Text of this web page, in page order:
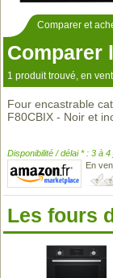
Comparer et
Comparer
1 produit trouvé, en
Four encastrable
F80CBIX - Noir et
Disponibilité / délai * : 3 à 4
En
Les fours